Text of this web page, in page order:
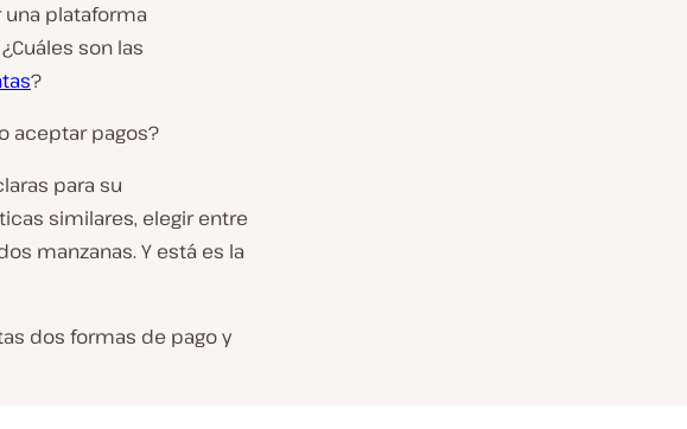
plataforma
son las
?
aceptar pagos?
para su
similares, elegir entre
manzanas. Y está es la
dos formas de pago y